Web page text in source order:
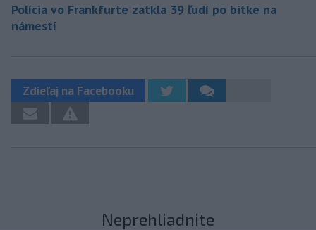
Polícia vo Frankfurte zatkla 39 ľudí po bitke na
námestí
Zdieľaj na Facebooku
Neprehliadnite